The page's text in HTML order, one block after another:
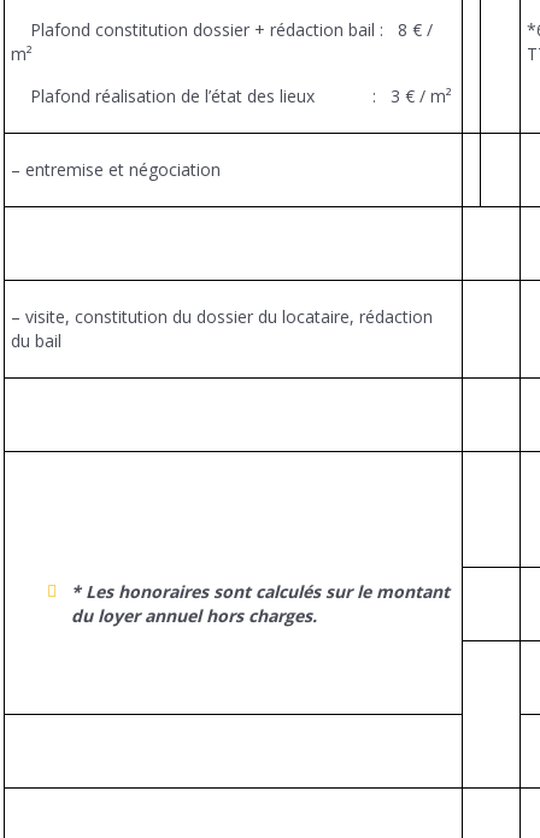
Plafond constitution dossier + rédaction bail : 8 € /
m²
Plafond réalisation de l’état des lieux : 3 € / m²
– entremise et négociation
– visite, constitution du dossier du locataire, rédaction
du bail
* Les honoraires sont calculés sur le montant
du loyer annuel hors charges.